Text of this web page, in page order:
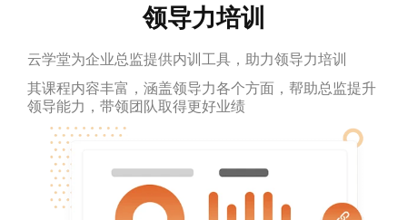
领导力培训
云学堂为企业总监提供内训工具，助力领导力培训
其课程内容丰富，涵盖领导力各个方面，帮助总监提升
领导能力，带领团队取得更好业绩